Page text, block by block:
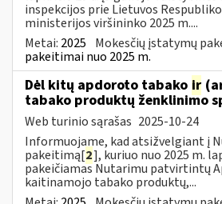
inspekcijos prie Lietuvos
ministerijos viršininko 2025 m....
Metai: 2025 Mokesčių įstatymų
pakeitimai nuo 2025 m.
Dėl kitų apdoroto tabako ir
tabako produktų ženklinimo
Web turinio sąrašas 2025-10-24
Informuojame, kad atsižvelgiant į
pakeitimą[2], kuriuo nuo 2025 m.
pakeičiamas Nutarimu patvirtintų
kaitinamojo tabako produktų,...